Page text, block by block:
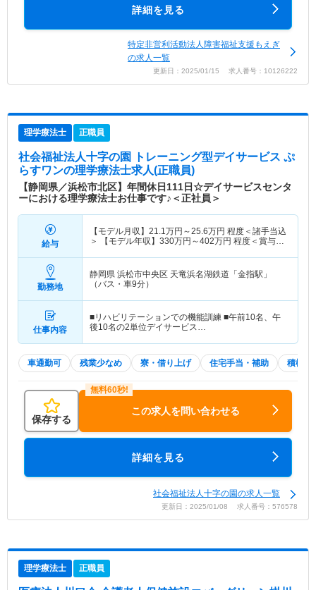
詳細を見る
特定非営利活動法人障害福祉支援もえぎ
の求人一覧
更新日：2025/01/15 求人番号：10126222
理学療法士 正職員
社会福祉法人十字の園 トレーニング型デイサービス ぷ
らすワンの理学療法士求人(正職員)
【静岡県／浜松市北区】年間休日111日☆デイサービスセンタ
ーにおける理学療法士お仕事です♪＜正社員＞
給与
【モデル月収】 21.1万円～25.6万円 程度＜諸手当込
＞ 【モデル年収】 330万円～402万円 程度＜賞与込
勤務地
静岡県 浜松市中央区 天竜浜名湖鉄道「金指駅」
（バス・車9分）
仕事内容
■リハビリテーションでの機能訓練 ■午前10名、午
後10名の2単位デイサービス…
車通勤可 残業少なめ 寮・借り上げ 住宅手当・補助 積極採
保存する
この求人を問い合わせる
詳細を見る
社会福祉法人十字の園の求人一覧
更新日：2025/01/08 求人番号：576578
理学療法士 正職員